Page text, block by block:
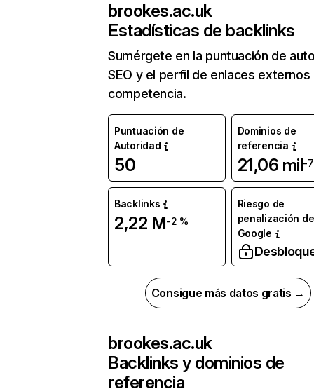
brookes.ac.uk
Estadísticas de backlinks
Sumérgete en la puntuación de
SEO y el perfil de enlaces externos
competencia.
Puntuación de
Autoridad
50
Dominios de
referencia
21,06 mil-
Backlinks
2,22 M-2 %
Riesgo de
penalización de
Google
Consigue más datos gratis →
brookes.ac.uk
Backlinks y dominios de
referencia